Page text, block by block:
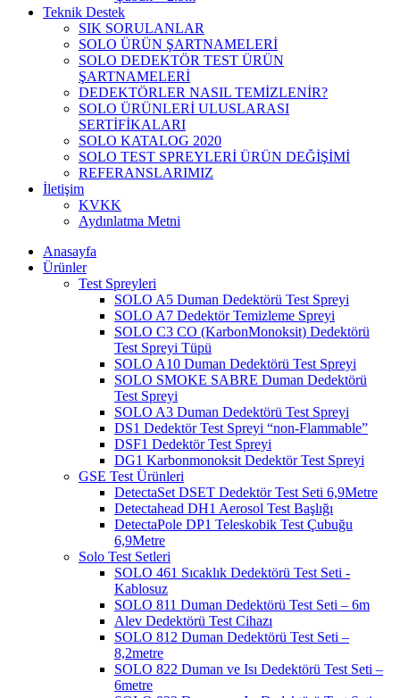
Teknik Destek
SIK SORULANLAR
SOLO ÜRÜN ŞARTNAMELERİ
SOLO DEDEKTÖR TEST ÜRÜN
ŞARTNAMELERİ
DEDEKTÖRLER NASIL TEMİZLENİR?
SOLO ÜRÜNLERİ ULUSLARASI
SERTİFİKALARI
SOLO KATALOG 2020
SOLO TEST SPREYLERİ ÜRÜN DEĞİŞİMİ
REFERANSLARIMIZ
İletişim
KVKK
Aydınlatma Metni
Anasayfa
Ürünler
Test Spreyleri
SOLO A5 Duman Dedektörü Test Spreyi
SOLO A7 Dedektör Temizleme Spreyi
SOLO C3 CO (KarbonMonoksit) Dedektörü
Test Spreyi Tüpü
SOLO A10 Duman Dedektörü Test Spreyi
SOLO SMOKE SABRE Duman Dedektörü
Test Spreyi
SOLO A3 Duman Dedektörü Test Spreyi
DS1 Dedektör Test Spreyi “non-Flammable”
DSF1 Dedektör Test Spreyi
DG1 Karbonmonoksit Dedektör Test Spreyi
GSE Test Ürünleri
DetectaSet DSET Dedektör Test Seti 6,9Metre
Detectahead DH1 Aerosol Test Başlığı
DetectaPole DP1 Teleskobik Test Çubuğu
6,9Metre
Solo Test Setleri
SOLO 461 Sıcaklık Dedektörü Test Seti -
Kablosuz
SOLO 811 Duman Dedektörü Test Seti – 6m
Alev Dedektörü Test Cihazı
SOLO 812 Duman Dedektörü Test Seti –
8,2metre
SOLO 822 Duman ve Isı Dedektörü Test Seti –
6metre